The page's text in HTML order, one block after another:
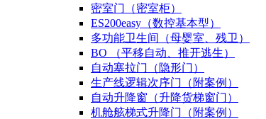
密室门（密室柜）
ES200easy（数控基本型）
多功能卫生间（母婴室、残卫）
BO （平移自动、推开逃生）
自动塞拉门（隐形门）
生产线逻辑次序门（附案例）
自动升降窗（升降货梯窗门）
机舱舷梯式升降门（附案例）